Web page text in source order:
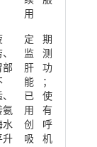
用
部
氨
水
升
定期
监测
肝功
能；
已使
用有
创呼
吸机